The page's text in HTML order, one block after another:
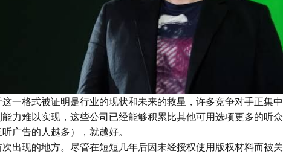
一格式被证明是行业的现状和未来的救星，许多竞争对手正集中
力难以实现，这些公司已经能够积累比其他可用选项更多的听众
广告的人越多），就越好。
出现的地方。尽管在短短几年后因未经授权使用版权材料而被关